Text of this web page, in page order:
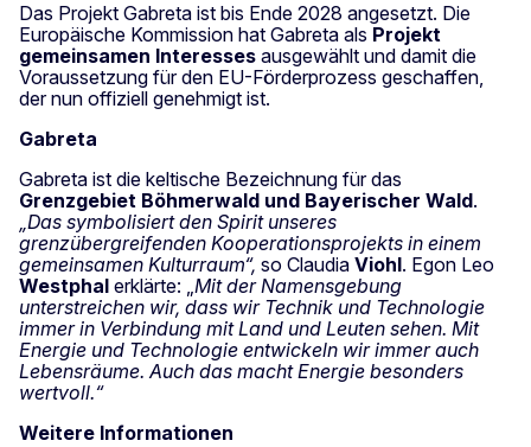
Das Projekt Gabreta ist bis Ende 2028 angesetzt. Die
Europäische Kommission hat Gabreta als Projekt
gemeinsamen Interesses ausgewählt und damit die
Voraussetzung für den EU-Förderprozess geschaffen,
der nun offiziell genehmigt ist.
Gabreta
Gabreta ist die keltische Bezeichnung für das
Grenzgebiet Böhmerwald und Bayerischer Wald.
„Das symbolisiert den Spirit unseres
grenzübergreifenden Kooperationsprojekts in einem
gemeinsamen Kulturraum“, so Claudia Viohl. Egon Leo
Westphal erklärte: „Mit der Namensgebung
unterstreichen wir, dass wir Technik und Technologie
immer in Verbindung mit Land und Leuten sehen. Mit
Energie und Technologie entwickeln wir immer auch
Lebensräume. Auch das macht Energie besonders
wertvoll.“
Weitere Informationen